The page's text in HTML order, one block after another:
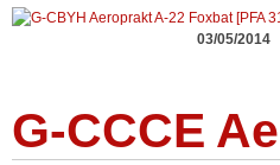
03/05/2014
G-CCCE